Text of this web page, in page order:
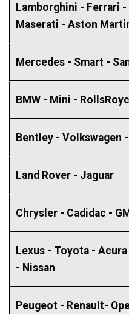
Lamborghini - Ferrari -
Maserati - Aston
Mercedes - Smart -
BMW - Mini -
Bentley - Volkswagen
Land Rover - Jaguar
Chrysler - Cadidac -
Lexus - Toyota -
- Nissan
Peugeot - Renault-